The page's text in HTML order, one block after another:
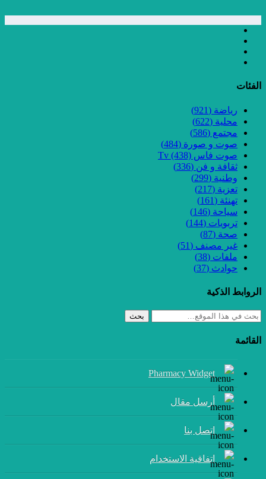
الفئات
رياضة (921)
محلية (622)
مجتمع (586)
صوت و صورة (484)
صوت فاس Tv (438)
ثقافة و فن (336)
وطنية (299)
تعزية (217)
تهنئة (161)
سياحة (146)
تربويات (144)
صحة (87)
غير مصنف (51)
ملفات (38)
حوادث (37)
الروابط الذكية
بحث
القائمة
Pharmacy Widget
أرسل مقال
إتصل بنا
اتفاقية الاستخدام